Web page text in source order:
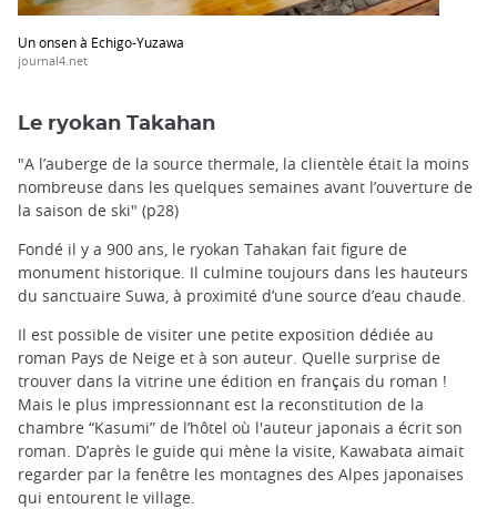
Un onsen à Echigo-Yuzawa
journal4.net
Le ryokan Takahan
"A l’auberge de la source thermale, la clientèle était la moins
nombreuse dans les quelques semaines avant l’ouverture de
la saison de ski" (p28)
Fondé il y a 900 ans, le ryokan Tahakan fait figure de
monument historique. Il culmine toujours dans les hauteurs
du sanctuaire Suwa, à proximité d’une source d’eau chaude.
Il est possible de visiter une petite exposition dédiée au
roman Pays de Neige et à son auteur. Quelle surprise de
trouver dans la vitrine une édition en français du roman !
Mais le plus impressionnant est la reconstitution de la
chambre “Kasumi” de l’hôtel où l'auteur japonais a écrit son
roman. D’après le guide qui mène la visite, Kawabata aimait
regarder par la fenêtre les montagnes des Alpes japonaises
qui entourent le village.